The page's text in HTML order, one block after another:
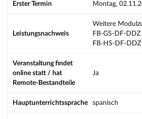
Erster Termin Montag,
Leistungsnachweis
Weitere
FB-GS-DF-DDZ
FB-HS-DF-DDZ
Veranstaltung findet
online statt / hat
Remote-Bestandteile
Ja
Hauptunterrichtssprache spanisch